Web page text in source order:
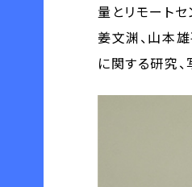
量とリモート
姜文渊、山本
に関する研究